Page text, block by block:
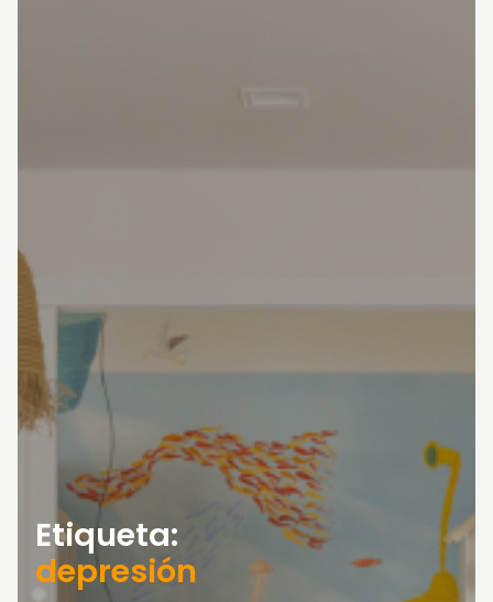
Etiqueta:
depresión